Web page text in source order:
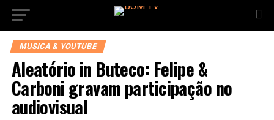
MUSICA & YOUTUBE
Aleatório in Buteco: Felipe &
Carboni gravam participação no
audiovisual